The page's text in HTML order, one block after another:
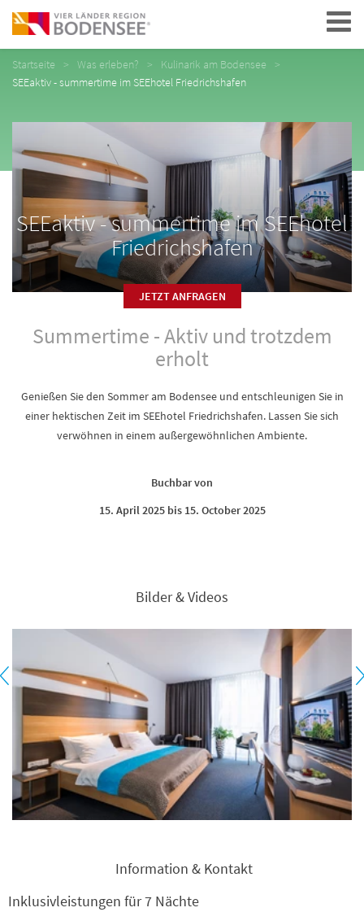
Navigation
Startseite Was erleben?
Kulinarik am Bodensee
SEEaktiv - summertime im SEEhotel Friedrichshafen
SEEaktiv - summertime im SEEhotel
Friedrichshafen
JETZT ANFRAGEN
Summertime - Aktiv und trotzdem
erholt
Genießen Sie den Sommer am Bodensee und entschleunigen Sie in
einer hektischen Zeit im SEEhotel Friedrichshafen. Lassen Sie sich
verwöhnen in einem außergewöhnlichen Ambiente.
Buchbar von
15. April 2025 bis 15. October 2025
Bilder & Videos
Information & Kontakt
Inklusivleistungen für 7 Nächte